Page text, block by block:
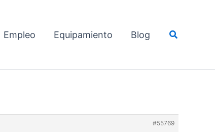
Empleo Equipamiento Blog Buscar
#55769